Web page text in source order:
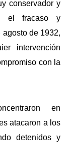
conservador y
el fracaso y
de 1932,
intervención
con la
en
atacaron a los
detenidos y